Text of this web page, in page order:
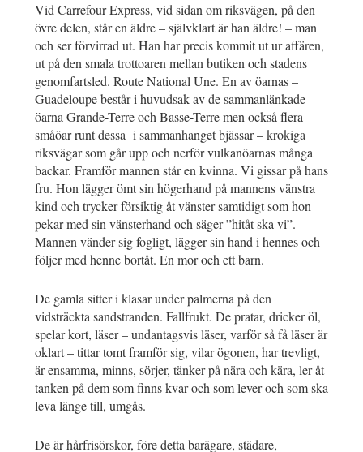
Vid Carrefour Express, vid sidan om riksvägen, på den
övre delen, står en äldre – självklart är han äldre! – man
och ser förvirrad ut. Han har precis kommit ut ur affären,
ut på den smala trottoaren mellan butiken och stadens
genomfartsled. Route National Une. En av öarnas –
Guadeloupe består i huvudsak av de sammanlänkade
öarna Grande-Terre och Basse-Terre men också flera
småöar runt dessa i sammanhanget bjässar – krokiga
riksvägar som går upp och nerför vulkanöarnas många
backar. Framför mannen står en kvinna. Vi gissar på hans
fru. Hon lägger ömt sin högerhand på mannens vänstra
kind och trycker försiktig åt vänster samtidigt som hon
pekar med sin vänsterhand och säger ”hitåt ska vi”.
Mannen vänder sig fogligt, lägger sin hand i hennes och
följer med henne bortåt. En mor och ett barn.
De gamla sitter i klasar under palmerna på den
vidsträckta sandstranden. Fallfrukt. De pratar, dricker öl,
spelar kort, läser – undantagsvis läser, varför så få läser är
oklart – tittar tomt framför sig, vilar ögonen, har trevligt,
är ensamma, minns, sörjer, tänker på nära och kära, ler åt
tanken på dem som finns kvar och som lever och som ska
leva länge till, umgås.
De är hårfrisörskor, före detta barägare, städare,